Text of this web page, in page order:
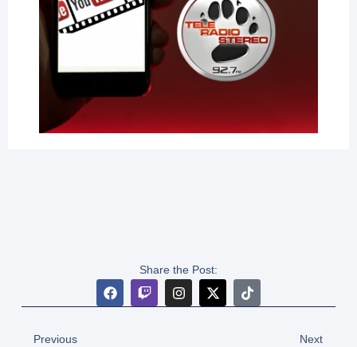
Share the Post:
Previous Next